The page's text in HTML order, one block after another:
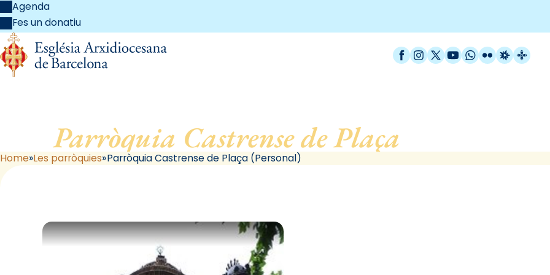
Agenda
Fes un donatiu
Facebook
Instagram
X / Twitter
YouTube
WhatsApp
FlickrRadio
Parròquia Castrense de Plaça
Home Les parròquies Parròquia Castrense de Plaça (Personal)